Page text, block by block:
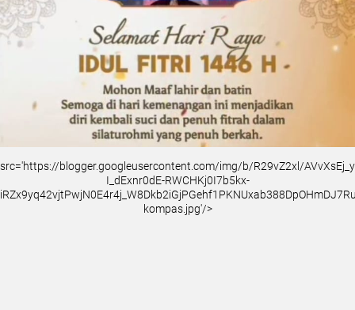
src='https://blogger.googleusercontent.com/img/b/R29vZ2xl/
I_dExnr0dE-RWCHKj0I7b5kx-
kompas.jpg'/>